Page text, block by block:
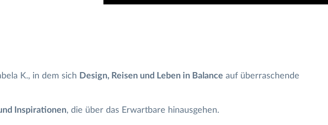
K., in dem sich Design, Reisen und Leben in Balance auf überraschende
Inspirationen, die über das Erwartbare hinausgehen.